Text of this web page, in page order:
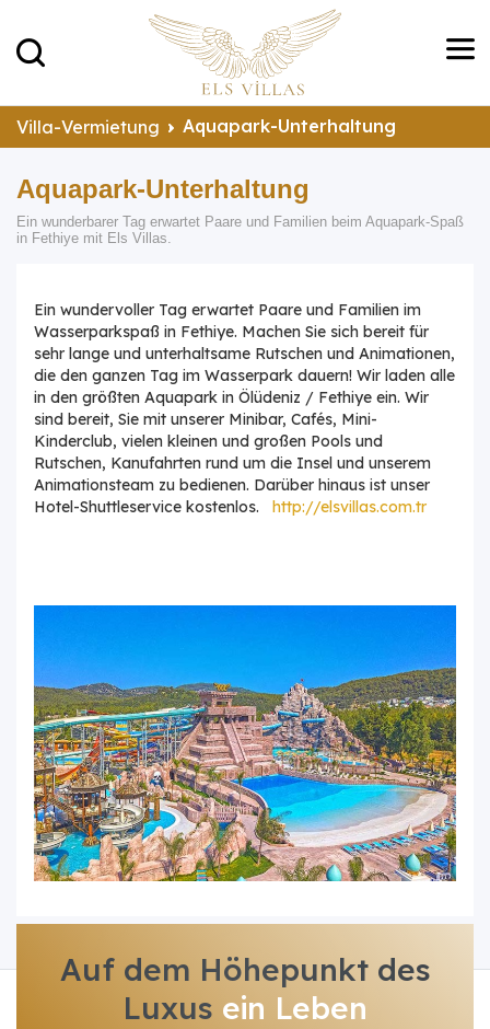
Villa-Vermietung Aquapark-Unterhaltung
Aquapark-Unterhaltung
Ein wunderbarer Tag erwartet Paare und Familien beim Aquapark-Spaß
in Fethiye mit Els Villas.
Ein wundervoller Tag erwartet Paare und Familien im
Wasserparkspaß in Fethiye. Machen Sie sich bereit für
sehr lange und unterhaltsame Rutschen und Animationen,
die den ganzen Tag im Wasserpark dauern! Wir laden alle
in den größten Aquapark in Ölüdeniz / Fethiye ein. Wir
sind bereit, Sie mit unserer Minibar, Cafés, Mini-
Kinderclub, vielen kleinen und großen Pools und
Rutschen, Kanufahrten rund um die Insel und unserem
Animationsteam zu bedienen. Darüber hinaus ist unser
Hotel-Shuttleservice kostenlos. http://elsvillas.com.tr
Auf dem Höhepunkt des
Luxus ein Leben